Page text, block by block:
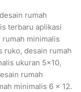
rumah
terbaru aplikasi
minimalis
ruko, desain rumah
ukuran 5×10,
rumah
minimalis 6 x 12.